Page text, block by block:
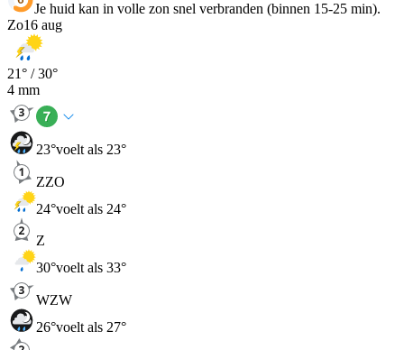
Je huid kan in volle zon snel verbranden (binnen 15-25 min).
Zo16 aug
21° /30°
4 mm
23°voelt als 23°
ZZO
24°voelt als 24°
Z
30°voelt als 33°
WZW
26°voelt als 27°